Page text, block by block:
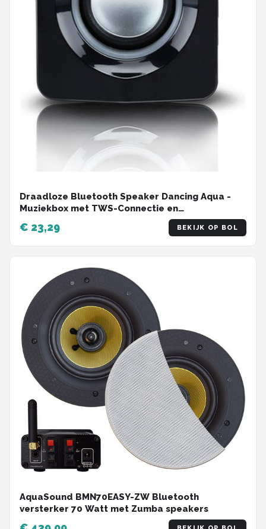
Draadloze Bluetooth Speaker Dancing Aqua -
Muziekbox met TWS-Connectie en
Waterfonteinen - Partybox met Lichtshow -
Compact en Krachtig - Zwart
€ 23,29 BEKIJK OP BOL
AquaSound BMN70EASY-ZW Bluetooth
versterker 70 Watt met Zumba speakers